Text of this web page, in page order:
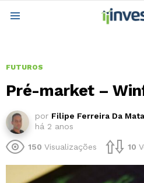
FUTUROS
Pré-market –
por Filipe Ferreira Da Mata
há 2 anos
150 Visualizações 10